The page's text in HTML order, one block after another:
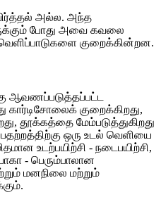
அல்ல. அந்த
போது அவை கவலை
குறைக்கின்றன.
ஆவணப்படுத்தப்பட்ட
குறைக்கிறது,
தூக்கத்தை மேம்படுத்துகிறது
பதற்றத்திற்கு ஒரு உடல் வெளியை
உடற்பயிற்சி - நடைபயிற்சி,
- பெரும்பாலான
மனநிலை மற்றும்